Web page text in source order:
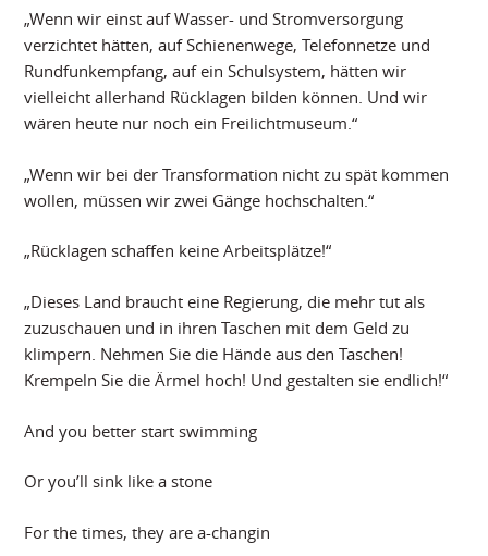
„Wenn wir einst auf Wasser- und Stromversorgung
verzichtet hätten, auf Schienenwege, Telefonnetze und
Rundfunkempfang, auf ein Schulsystem, hätten wir
vielleicht allerhand Rücklagen bilden können. Und wir
wären heute nur noch ein Freilichtmuseum.“
„Wenn wir bei der Transformation nicht zu spät kommen
wollen, müssen wir zwei Gänge hochschalten.“
„Rücklagen schaffen keine Arbeitsplätze!“
„Dieses Land braucht eine Regierung, die mehr tut als
zuzuschauen und in ihren Taschen mit dem Geld zu
klimpern. Nehmen Sie die Hände aus den Taschen!
Krempeln Sie die Ärmel hoch! Und gestalten sie endlich!“
And you better start swimming
Or you’ll sink like a stone
For the times, they are a-changin